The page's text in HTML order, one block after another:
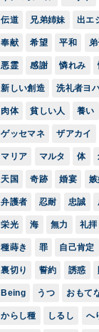
伝道 兄弟姉妹 出エ
奉献 希望 平和
悪霊 感謝 憐れみ
新しい創造 洗礼者ヨ
肉体 貧しい人 養い
ゲッセマネ ザアカイ
マリア マルタ 体
天国 奇跡 婚宴
弁護者 忍耐 忠誠
栄光 海 無力 礼拝
種蒔き 罪 自己肯定
裏切り 誓約 誘惑
Being うつ おもて
からし種 しるし へ